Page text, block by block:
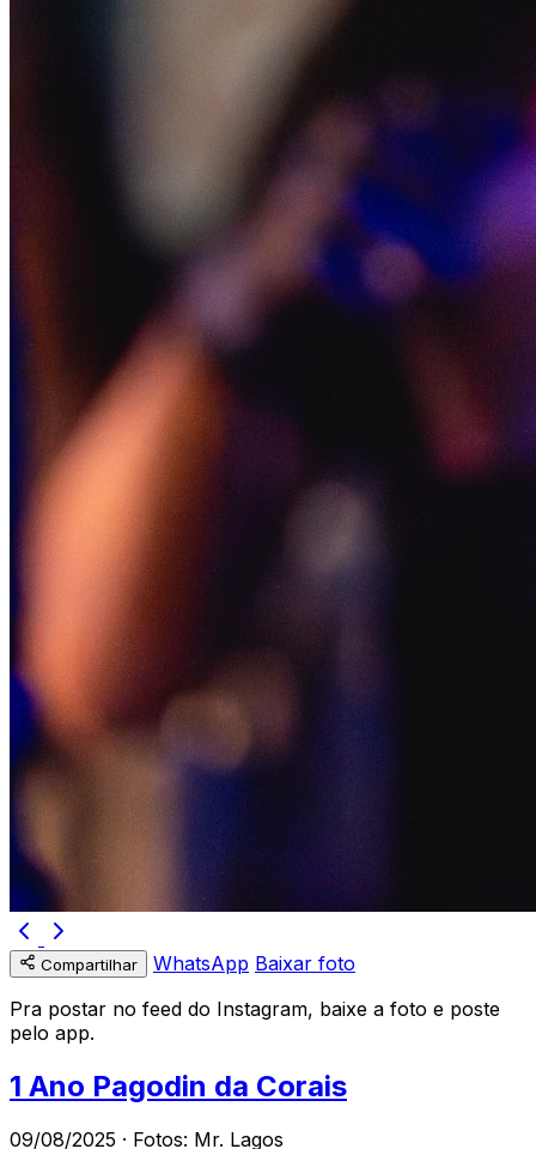
Compartilhar WhatsApp Baixar foto
Pra postar no feed do Instagram, baixe a foto e poste
pelo app.
1 Ano Pagodin da Corais
09/08/2025 · Fotos: Mr. Lagos